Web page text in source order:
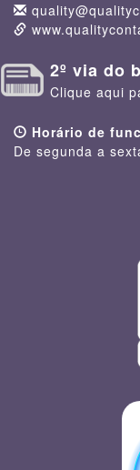
2º via do
Clique aqui
Horário de
De segunda a